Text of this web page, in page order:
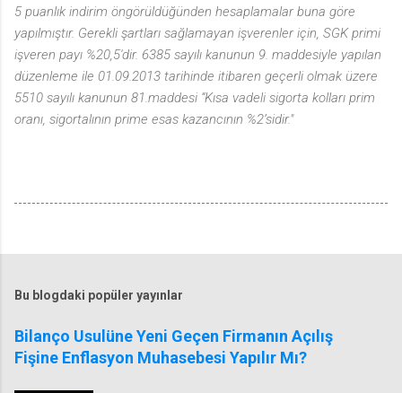
5 puanlık indirim öngörüldüğünden hesaplamalar buna göre
yapılmıştır. Gerekli şartları sağlamayan işverenler için, SGK primi
işveren payı %20,5'dir. 6385 sayılı kanunun 9. maddesiyle yapılan
düzenleme ile 01.09.2013 tarihinde itibaren geçerli olmak üzere
5510 sayılı kanunun 81.maddesi “Kısa vadeli sigorta kolları prim
oranı, sigortalının prime esas kazancının %2’sidir."
Bu blogdaki popüler yayınlar
Bilanço Usulüne Yeni Geçen Firmanın Açılış
Fişine Enflasyon Muhasebesi Yapılır Mı?